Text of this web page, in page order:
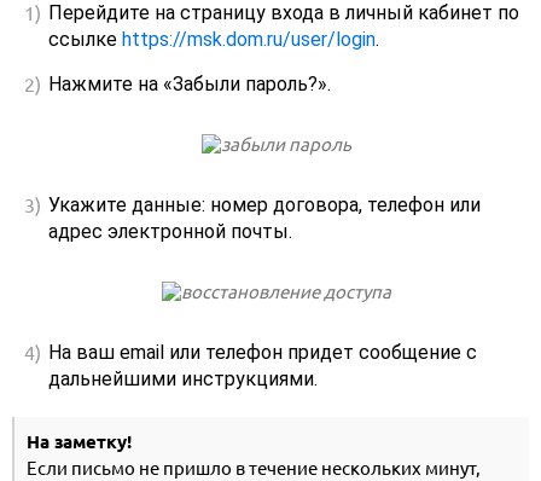
Перейдите на страницу входа в личный кабинет по
ссылке https://msk.dom.ru/user/login.
Нажмите на «Забыли пароль?».
Укажите данные: номер договора, телефон или
адрес электронной почты.
На ваш email или телефон придет сообщение с
дальнейшими инструкциями.
На заметку!
Если письмо не пришло в течение нескольких минут,